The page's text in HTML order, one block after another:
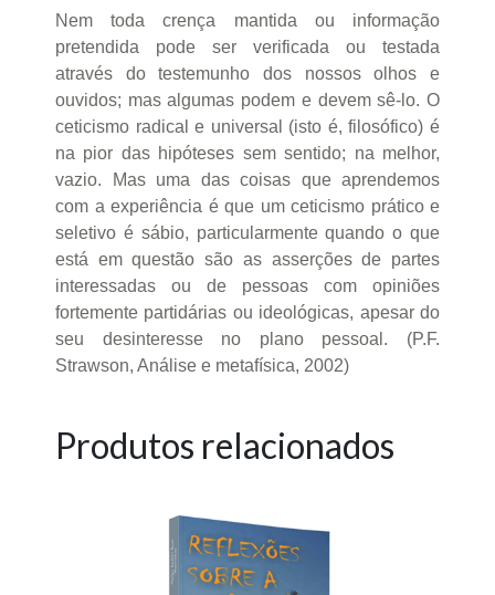
Nem toda crença mantida ou informação
pretendida pode ser verificada ou testada
através do testemunho dos nossos olhos e
ouvidos; mas algumas podem e devem sê-lo. O
ceticismo radical e universal (isto é, filosófico) é
na pior das hipóteses sem sentido; na melhor,
vazio. Mas uma das coisas que aprendemos
com a experiência é que um ceticismo prático e
seletivo é sábio, particularmente quando o que
está em questão são as asserções de partes
interessadas ou de pessoas com opiniões
fortemente partidárias ou ideológicas, apesar do
seu desinteresse no plano pessoal. (P.F.
Strawson, Análise e metafísica, 2002)
Produtos relacionados